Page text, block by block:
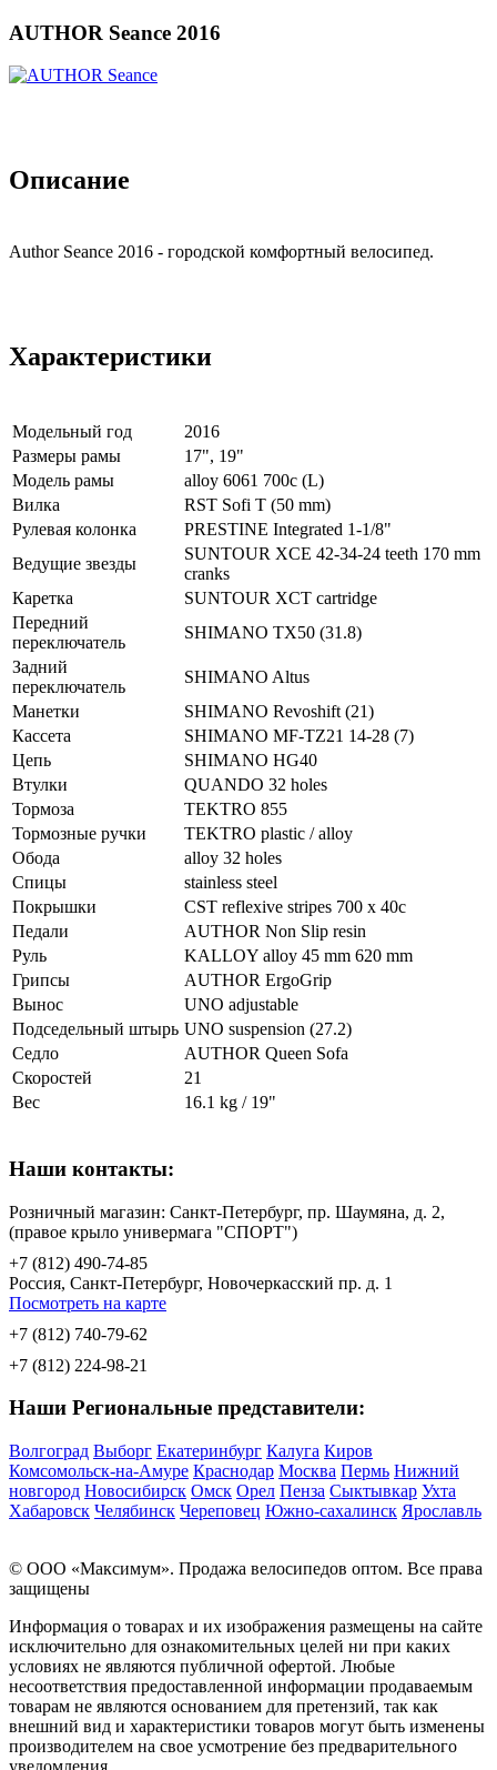
AUTHOR Seance 2016
Описание
Author Seance 2016 - городской комфортный велосипед.
Характеристики
Модельный год
2016
Размеры рамы
17", 19"
Модель рамы
alloy 6061 700c (L)
Вилка
RST Sofi T (50 mm)
Рулевая колонка
PRESTINE Integrated 1-1/8"
Ведущие звезды
SUNTOUR XCE 42-34-24 teeth 170 mm
cranks
Каретка
SUNTOUR XCT cartridge
Передний
переключатель
SHIMANO TX50 (31.8)
Задний
переключатель
SHIMANO Altus
Манетки
SHIMANO Revoshift (21)
Кассета
SHIMANO MF-TZ21 14-28 (7)
Цепь
SHIMANO HG40
Втулки
QUANDO 32 holes
Тормоза
TEKTRO 855
Тормозные ручки
TEKTRO plastic / alloy
Обода
alloy 32 holes
Спицы
stainless steel
Покрышки
CST reflexive stripes 700 x 40c
Педали
AUTHOR Non Slip resin
Руль
KALLOY alloy 45 mm 620 mm
Грипсы
AUTHOR ErgoGrip
Вынос
UNO adjustable
Подседельный штырь UNO suspension (27.2)
Седло
AUTHOR Queen Sofa
Скоростей
21
Вес
16.1 kg / 19"
Наши контакты:
Розничный магазин: Санкт-Петербург, пр. Шаумяна, д. 2,
(правое крыло универмага "СПОРТ")
+7 (812) 490-74-85
Россия, Санкт-Петербург, Новочеркасский пр. д. 1
Посмотреть на карте
+7 (812) 740-79-62
+7 (812) 224-98-21
Наши Региональные представители:
Волгоград Выборг Екатеринбург Калуга Киров
Комсомольск-на-Амуре Краснодар Москва Пермь Нижний
новгород Новосибирск Омск Орел Пенза Сыктывкар Ухта
Хабаровск Челябинск Череповец Южно-сахалинск Ярославль
© OOO «Максимум». Продажа велосипедов оптом. Все права
защищены
Информация о товарах и их изображения размещены на сайте
исключительно для ознакомительных целей ни при каких
условиях не являются публичной офертой. Любые
несоответствия предоставленной информации продаваемым
товарам не являются основанием для претензий, так как
внешний вид и характеристики товаров могут быть изменены
производителем на свое усмотрение без предварительного
уведомления.